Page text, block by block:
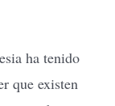
ha tenido
que existen